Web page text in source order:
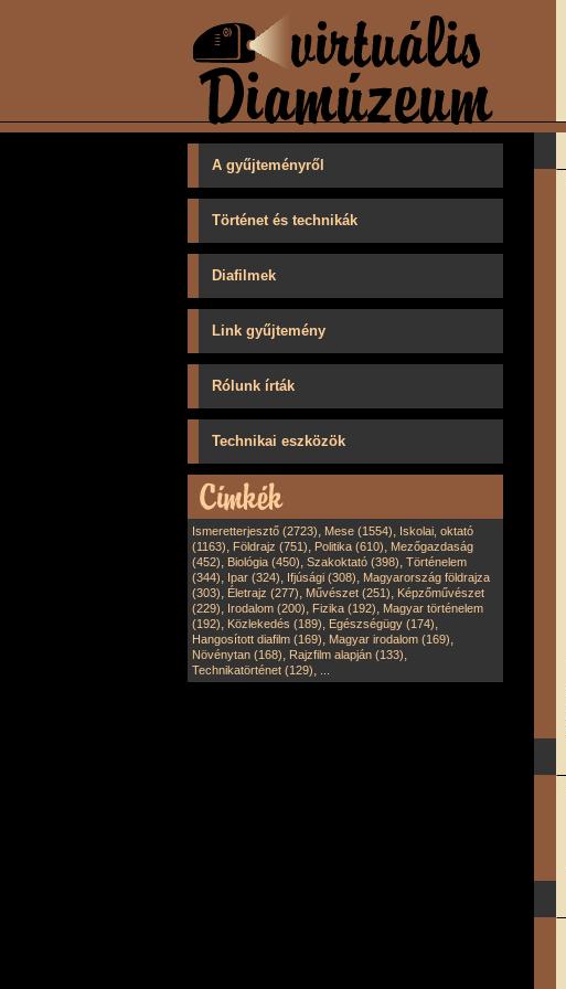
A gyűjteményről
Történet és technikák
Diafilmek
Link gyűjtemény
Rólunk írták
Technikai eszközök
Ismeretterjesztő (2723), Mese (1554), Iskolai, oktató
(1163), Földrajz (751), Politika (610), Mezőgazdaság
(452), Biológia (450), Szakoktató (398), Történelem
(344), Ipar (324), Ifjúsági (308), Magyarország földrajza
(303), Életrajz (277), Művészet (251), Képzőművészet
(229), Irodalom (200), Fizika (192), Magyar történelem
(192), Közlekedés (189), Egészségügy (174),
Hangosított diafilm (169), Magyar irodalom (169),
Növénytan (168), Rajzfilm alapján (133),
Technikatörténet (129),